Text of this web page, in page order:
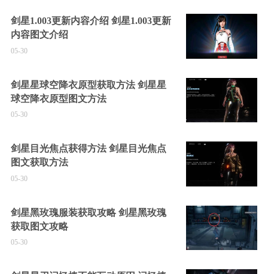
剑星1.003更新内容介绍 剑星1.003更新
内容图文介绍
05-30
剑星星球空降衣原型获取方法 剑星星
球空降衣原型图文方法
05-30
剑星目光焦点获得方法 剑星目光焦点
图文获取方法
05-30
剑星黑玫瑰服装获取攻略 剑星黑玫瑰
获取图文攻略
05-30